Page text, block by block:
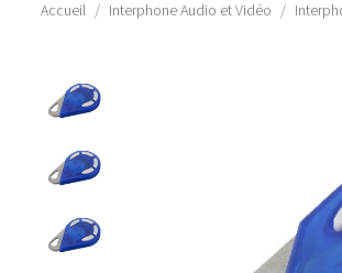
Accueil Interphone Audio et Vidéo